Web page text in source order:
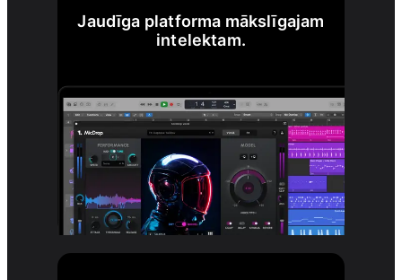
Jaudīga platforma mākslīgajam
intelektam.